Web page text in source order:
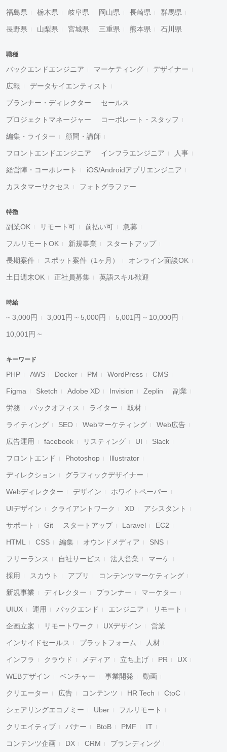
福島県 栃木県 岐阜県 岡山県 長崎県 群馬県
長野県 山梨県 宮城県 三重県 熊本県 石川県
職種
バックエンドエンジニア マーケティング デザイナー
広報 データサイエンティスト
プランナー・ディレクター セールス
プロジェクトマネージャー コーポレート・スタッフ
編集・ライター 顧問・講師
フロントエンドエンジニア インフラエンジニア 人事
経営陣・コーポレート iOS/Androidアプリエンジニア
カスタマーサクセス フォトグラファー
特徴
副業OK リモート可 前払い可 急募
フルリモートOK 新規事業 スタートアップ
長期案件 スポット案件（1ヶ月） オンライン面談OK
土日週末OK 正社員募集 英語スキル歓迎
時給
~ 3,000円 3,001円 ~ 5,000円 5,001円 ~ 10,000円
10,001円 ~
キーワード
PHP AWS Docker PM WordPress CMS
Figma Sketch Adobe XD Invision Zeplin 副業
労務 バックオフィス ライター 取材
ライティング SEO Webマーケティング Web広告
広告運用 facebook リスティング UI Slack
フロントエンド Photoshop Illustrator
ディレクション グラフィックデザイナー
Webディレクター デザイン ホワイトペーパー
UIデザイン クライアントワーク XD アシスタント
サポート Git スタートアップ Laravel EC2
HTML CSS 編集 オウンドメディア SNS
フリーランス 自社サービス 法人営業 マーケ
採用 スカウト アプリ コンテンツマーケティング
新規事業 ディレクター プランナー マーケター
UIUX 運用 バックエンド エンジニア リモート
企画立案 リモートワーク UXデザイン 営業
インサイドセールス プラットフォーム 人材
インフラ クラウド メディア 立ち上げ PR UX
WEBデザイン ベンチャー 事業開発 動画
クリエーター 広告 コンテンツ HR Tech CtoC
シェアリングエコノミー Uber フルリモート
クリエイティブ バナー BtoB PMF IT
コンテンツ企画 DX CRM ブランディング